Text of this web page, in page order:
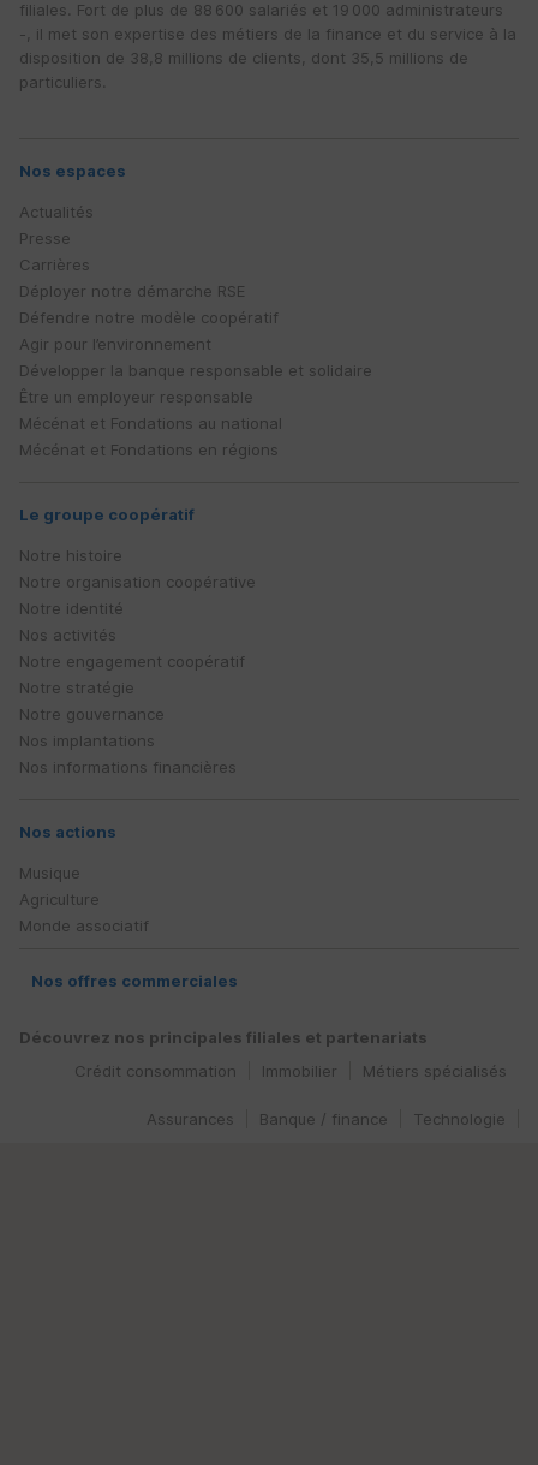
filiales. Fort de plus de 88 600 salariés et 19 000 administrateurs
-, il met son expertise des métiers de la finance et du service à la
disposition de 38,8 millions de clients, dont 35,5 millions de
particuliers.
Nos espaces
Actualités
Presse
Carrières
Déployer notre démarche RSE
Défendre notre modèle coopératif
Agir pour l’environnement
Développer la banque responsable et solidaire
Être un employeur responsable
Mécénat et Fondations au national
Mécénat et Fondations en régions
Le groupe coopératif
Notre histoire
Notre organisation coopérative
Notre identité
Nos activités
Notre engagement coopératif
Notre stratégie
Notre gouvernance
Nos implantations
Nos informations financières
Nos actions
Musique
Agriculture
Monde associatif
Nos offres commerciales
Découvrez nos principales filiales et partenariats
Métiers spécialisés
Immobilier
Crédit consommation
Technologie
Banque / finance
Assurances